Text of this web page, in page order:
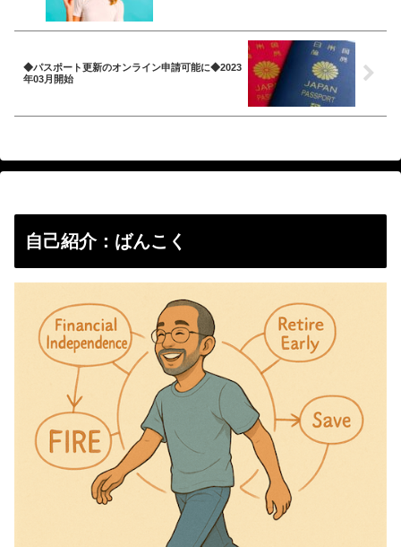
◆パスポート更新のオンライン申請可能に◆2023
年03月開始
自己紹介：ばんこく